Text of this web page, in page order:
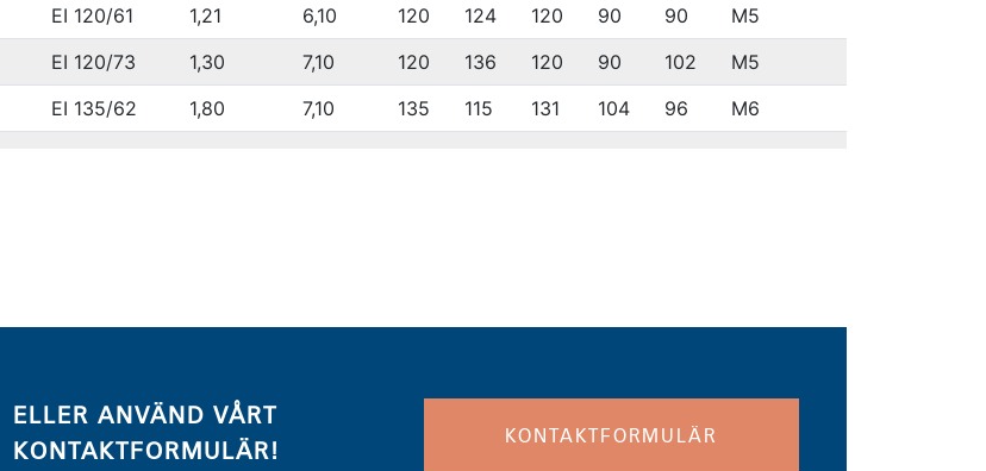
EI 120/61 1,21 6,10 120 124 120 90 90
M5
EI 120/73 1,30 7,10 120 136 120 90 102
M5
EI 135/62 1,80 7,10 135 115 131 104 96 M6
ELLER ANVÄND VÅRT
KONTAKTFORMULÄR!
KONTAKTFORMULÄR